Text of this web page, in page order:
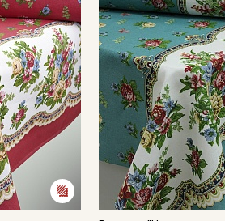
- сушить в подвешенном
- гладить с изнаночной стороны.
Цветопередача может отличаться
и в зависимости от партии тон